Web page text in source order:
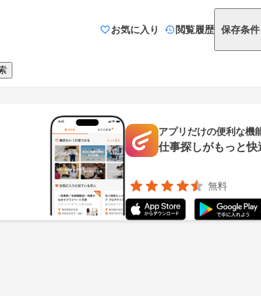
お気に入り 閲覧履歴 保存条
アプリだけの便利な機
仕事探しがもっと快
無料